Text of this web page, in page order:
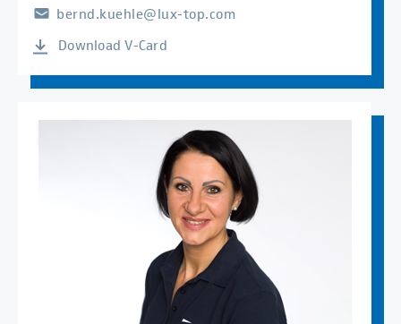
bernd.kuehle@lux-top.com
Download V-Card